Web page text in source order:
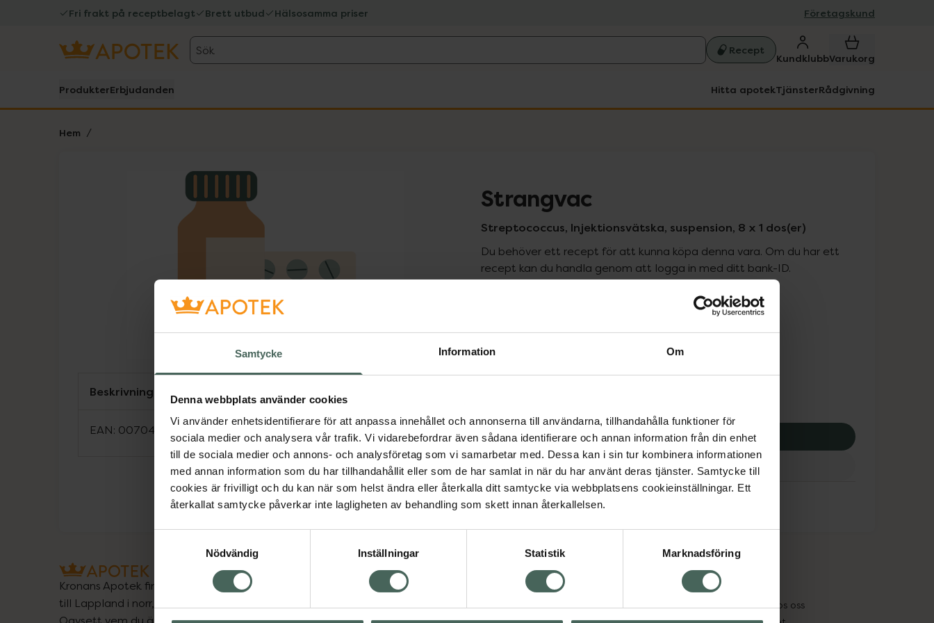
Samtycke Information Om
Denna webbplats använder cookies
Vi använder enhetsidentifierare för att anpassa innehållet och annonserna till användarna, tillhandahålla funktioner för
sociala medier och analysera vår trafik. Vi vidarebefordrar även sådana identifierare och annan information från din enhet
till de sociala medier och annons- och analysföretag som vi samarbetar med. Dessa kan i sin tur kombinera informationen
med annan information som du har tillhandahållit eller som de har samlat in när du har använt deras tjänster. Samtycke till
cookies är frivilligt och du kan när som helst ändra eller återkalla ditt samtycke via webbplatsens cookieinställningar. Ett
återkallat samtycke påverkar inte lagligheten av behandling som skett innan återkallelsen.
Nödvändig
Inställningar Statistik Marknadsföring
Fri frakt på receptbelagt Brett utbud Hälsosamma priser Företagskund
Sök Recept
KundklubbVarukorg
ProdukterErbjudanden Hitta apotekTjänsterRådgivning
Hem
Lista: . Innehåller 1 objekt. Strangvac
Streptococcus, Injektionsvätska, suspension, 8 x 1 dos(er)
Du behöver ett recept för att kunna köpa denna vara. Om du har ett
recept kan du handla genom att logga in med ditt bank-ID.
Pris med recept
Högkostnadsskyddet gäller inte
2543 kr
Köp via ditt recept
Aktuella erbjudanden
Beskrivning
EAN: 00704626571311
Kronans Apotek finns här för dig. Du hittar oss från Skåne i syd
till Lappland i norr, och online i mobilen och på datorn.
Oavsett vem du är så är det vårt uppdrag att hjälpa just dig
Om recept och läkemedel
Jobba hos oss